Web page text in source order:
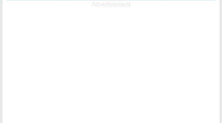
Advertisement